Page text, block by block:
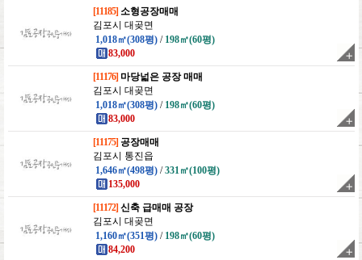
[11185] 소형공장매매
김포시 대곶면
1,018㎡(308평) / 198㎡(60평)
83,000
[11176] 마당넓은 공장 매매
김포시 대곶면
1,018㎡(308평) / 198㎡(60평)
83,000
[11175] 공장매매
김포시 통진읍
1,646㎡(498평) /331㎡(100평)
135,000
[11172] 신축 급매매 공장
김포시 대곶면
1,160㎡(351평) / 198㎡(60평)
84,200